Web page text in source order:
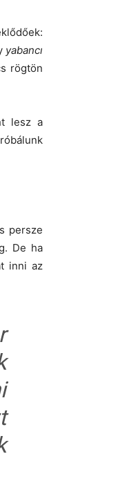
yabancı
rögtön
lesz a
persze
De ha
inni az